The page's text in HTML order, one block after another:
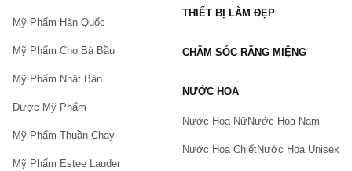
Mỹ Phẩm Hàn Quốc
Mỹ Phẩm Cho Bà Bầu
Mỹ Phẩm Nhật Bản
Dược Mỹ Phẩm
Mỹ Phẩm Thuần Chay
Mỹ Phẩm Estee Lauder
THIẾT BỊ LÀM ĐẸP
CHĂM SÓC RĂNG MIỆNG
NƯỚC HOA
Nước Hoa NữNước Hoa Nam
Nước Hoa ChiếtNước Hoa Unisex